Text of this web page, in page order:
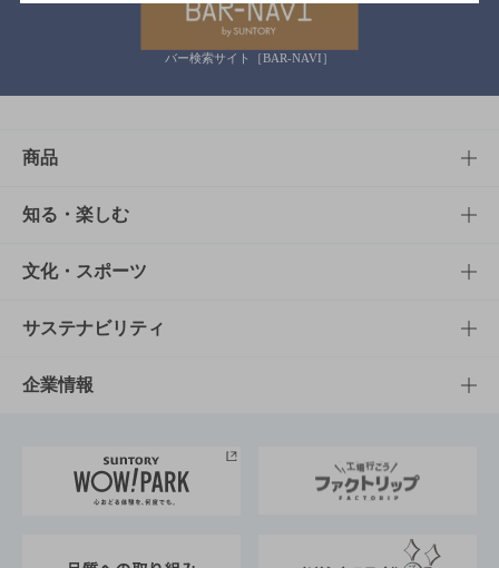
バー検索サイト［BAR-NAVI］
商品
商品TOP
商品一覧
商品発売情報
栄養成分一覧
知る・楽しむ
知る・楽しむTOP
キャンペーン
工場見学
地域情報
文化・スポーツ
文化・スポーツTOP
サントリーホール
サントリーサンバーズ大阪
サステナビリティ
サステナビリティTOP
サントリーが考えるサステナビリティ経営
企業情報
企業概要